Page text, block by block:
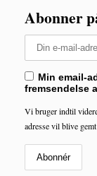
Abonner
Min email-
frem­sen­del­se
Vi bru­ger ind­til
adres­se vil bli­ve